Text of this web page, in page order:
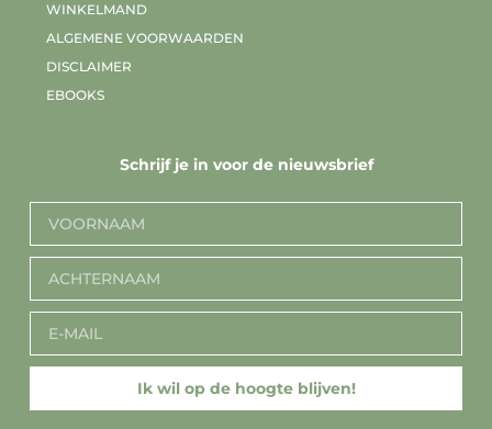
WINKELMAND
ALGEMENE VOORWAARDEN
DISCLAIMER
EBOOKS
Schrijf je in voor de nieuwsbrief
Ik wil op de hoogte blijven!